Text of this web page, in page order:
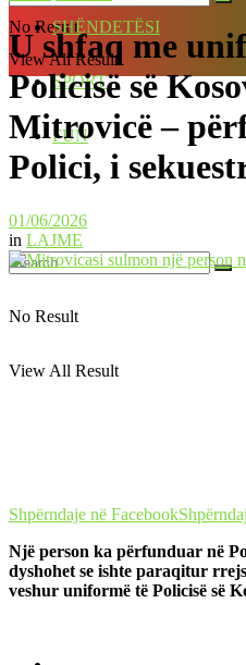
No Result
View All Result
SHËNDETËSI
SPORT
FUN
No Result
View All Result
U shfaq me
Policisë së
Mitrovicë –
Polici, i
01/06/2026
in LAJME
Shpërndaje në Facebook
Një person ka përfunduar në
dyshohet se ishte paraqitur
veshur uniformë të Policisë së